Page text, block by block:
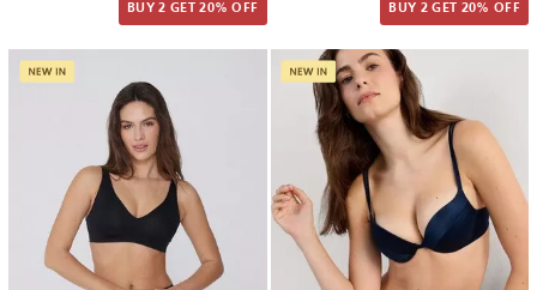
BUY 2 GET 20% OFF
BUY 2 GET 20% OFF